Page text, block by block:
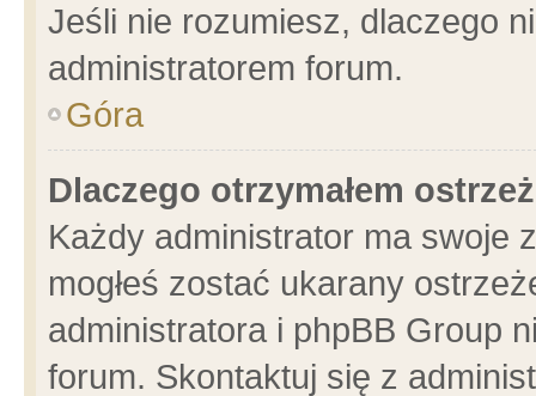
Jeśli nie rozumiesz, dlaczego
administratorem forum.
Góra
Dlaczego otrzymałem
Każdy administrator ma swoje
mogłeś zostać ukarany
administratora i phpBB Group
forum. Skontaktuj się z